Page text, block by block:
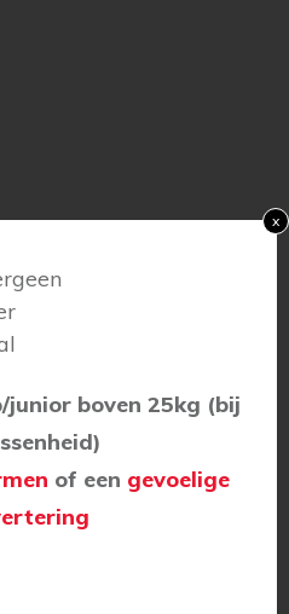
junior boven 25kg (bij
of een gevoelige
x